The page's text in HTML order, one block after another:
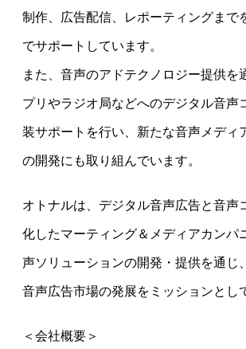
制作、広告配信、レポーティングまで
でサポートしています。
また、音声のアドテクノロジー提供を
プリやラジオ局などへのデジタル音声
装サポートを行い、新たな音声メディ
の開発にも取り組んでいます。
オトナルは、デジタル音声広告と音声
化したマーティング＆メディアカンパ
声ソリューションの開発・提供を通じ
音声広告市場の発展をミッションとし
＜会社概要＞